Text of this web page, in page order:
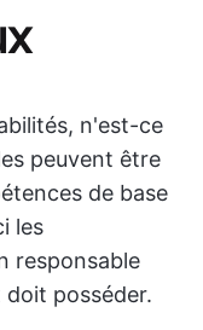
n'est-ce
peuvent être
de base
les
responsable
doit posséder.